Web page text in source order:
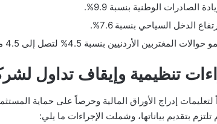
الصادرات الوطنية بنسبة 9.9%.
الدخل السياحي بنسبة 7.6%.
حوالات المغتربين الأردنيين بنسبة 4.5% لتصل إلى 4.5 مليار دولار.
تنظيمية وإيقاف تداول
لتعليمات إدراج الأوراق المالية وحرصاً على حماية
تلتزم بتقديم بياناتها، وشملت الإجراءات ما يلي: